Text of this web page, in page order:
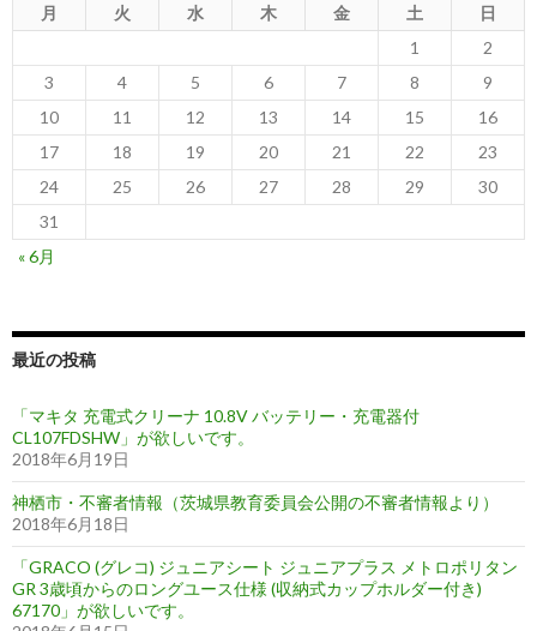
月 火 水 木 金 土
日
1
2
3
4 5 6 7 8
9
10
11 12 13 14 15
16
17
18 19 20 21 22
23
24
25 26 27 28 29
30
31
« 6月
最近の投稿
「マキタ 充電式クリーナ 10.8V バッテリー・充電器付
CL107FDSHW」が欲しいです。
2018年6月19日
神栖市・不審者情報（茨城県教育委員会公開の不審者情報より）
2018年6月18日
「GRACO (グレコ) ジュニアシート ジュニアプラス メトロポリタン
GR 3歳頃からのロングユース仕様 (収納式カップホルダー付き)
67170」が欲しいです。